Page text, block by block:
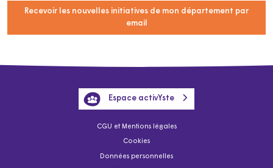
Recevoir les nouvelles initiatives de mon département par
email
CGU et Mentions légales
Cookies
Données personnelles
Espace activYste